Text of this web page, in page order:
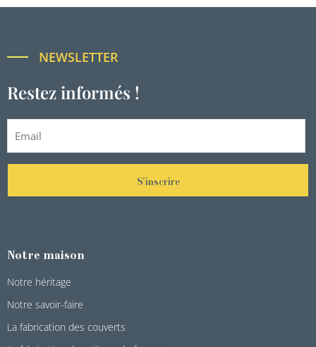
NEWSLETTER
Restez informés !
S'inscrire
Notre maison
Notre héritage
Notre savoir-faire
La fabrication des couverts